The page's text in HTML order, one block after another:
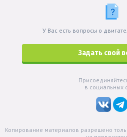
У Вас есть вопросы о
Задать свой
в социальных
Копирование материалов разрешено